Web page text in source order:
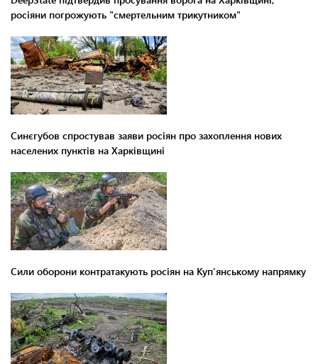
росіяни погрожують "смертельним трикутником"
Синєгубов спростував заяви росіян про захоплення нових
населених пунктів на Харківщині
Сили оборони контратакують росіян на Куп'янському напрямку